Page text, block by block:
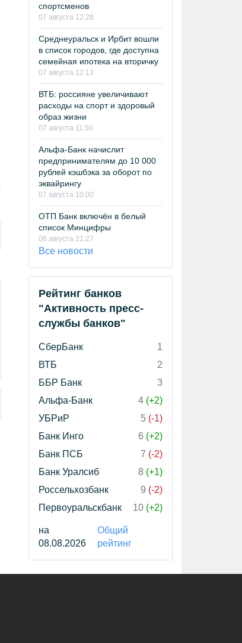
спортсменов
07 августа 12:28
Среднеуральск и Ирбит вошли
в список городов, где доступна
семейная ипотека на вторичку
07 августа 12:13
ВТБ: россияне увеличивают
расходы на спорт и здоровый
образ жизни
07 августа 11:50
Альфа-Банк начислит
предпринимателям до 10 000
рублей кэшбэка за оборот по
эквайрингу
07 августа 10:00
ОТП Банк включён в белый
список Минцифры
06 августа 21:27
Все новости
Рейтинг банков
"Активность пресс-
службы банков"
СберБанк
1
ВТБ
2
ББР Банк
3
Альфа-Банк
4 (+2)
УБРиР
5 (-1)
Банк Инго
6 (+2)
Банк ПСБ
7 (-2)
Банк Уралсиб
8 (+1)
Россельхозбанк
9 (-2)
Первоуральскбанк
10 (+2)
на
08.08.2026
Общий
рейтинг